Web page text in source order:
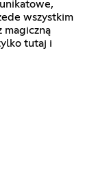
wszystkim
magiczną
tutaj i